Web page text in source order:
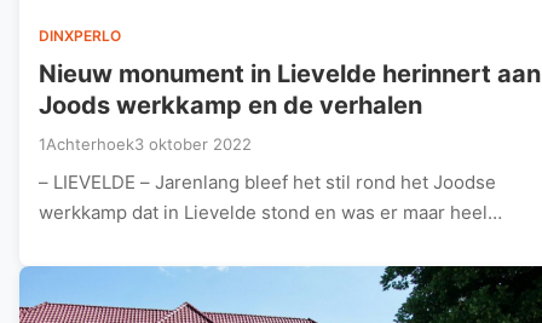
DINXPERLO
Nieuw monument in Lievelde herinnert aan
Joods werkkamp en de verhalen
1Achterhoek3 oktober 2022
– LIEVELDE – Jarenlang bleef het stil rond het Joodse
werkkamp dat in Lievelde stond en was er maar heel…